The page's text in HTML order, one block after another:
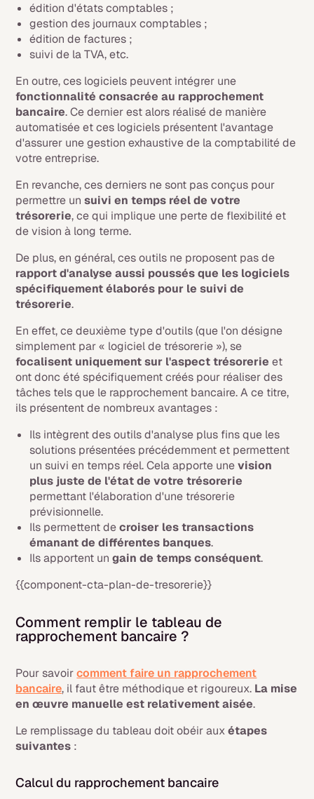
édition d'états comptables ;
gestion des journaux comptables ;
édition de factures ;
suivi de la TVA, etc.
En outre, ces logiciels peuvent intégrer une
fonctionnalité consacrée au rapprochement
bancaire. Ce dernier est alors réalisé de manière
automatisée et ces logiciels présentent l'avantage
d'assurer une gestion exhaustive de la comptabilité de
votre entreprise.
En revanche, ces derniers ne sont pas conçus pour
permettre un suivi en temps réel de votre
trésorerie, ce qui implique une perte de flexibilité et
de vision à long terme.
De plus, en général, ces outils ne proposent pas de
rapport d'analyse aussi poussés que les logiciels
spécifiquement élaborés pour le suivi de
trésorerie.
En effet, ce deuxième type d'outils (que l'on désigne
simplement par « logiciel de trésorerie »), se
focalisent uniquement sur l'aspect trésorerie et
ont donc été spécifiquement créés pour réaliser des
tâches tels que le rapprochement bancaire. A ce titre,
ils présentent de nombreux avantages :
Ils intègrent des outils d'analyse plus fins que les
solutions présentées précédemment et permettent
un suivi en temps réel. Cela apporte unevision
plus juste de l'état de votre trésorerie
permettant l'élaboration d'une trésorerie
prévisionnelle.
Ils permettent decroiser les transactions
émanant de différentes banques.
Ils apportent ungain de temps conséquent.
{{component-cta-plan-de-tresorerie}}
Comment remplir le tableau de
rapprochement bancaire ?
Pour savoircomment faire un rapprochement
bancaire, il faut être méthodique et rigoureux. La mise
en œuvre manuelle est relativement aisée.
Le remplissage du tableau doit obéir auxétapes
suivantes :
Calcul du rapprochement bancaire